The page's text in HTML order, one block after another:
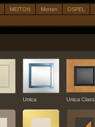
MEITON Merten OSPEL
Unica Unica Class